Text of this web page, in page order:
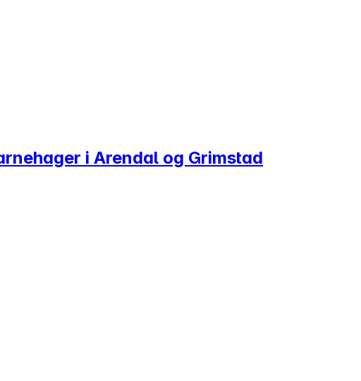
i Arendal og Grimstad